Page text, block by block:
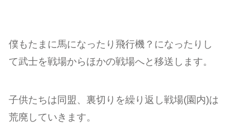
僕もたまに馬になったり飛行機？になったりし
て武士を戦場からほかの戦場へと移送します。
子供たちは同盟、裏切りを繰り返し戦場(園内)は
荒廃していきます。